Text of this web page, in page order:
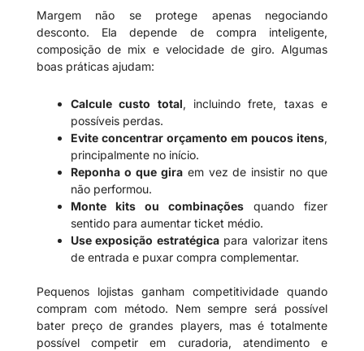
Margem não se protege apenas negociando
desconto. Ela depende de compra inteligente,
composição de mix e velocidade de giro. Algumas
boas práticas ajudam:
Calcule custo total, incluindo frete, taxas e
possíveis perdas.
Evite concentrar orçamento em poucos itens,
principalmente no início.
Reponha o que giraem vez de insistir no que
não performou.
Monte kits ou combinações quando fizer
sentido para aumentar ticket médio.
Use exposição estratégicapara valorizar itens
de entrada e puxar compra complementar.
Pequenos lojistas ganham competitividade quando
compram com método. Nem sempre será possível
bater preço de grandes players, mas é totalmente
possível competir em curadoria, atendimento e